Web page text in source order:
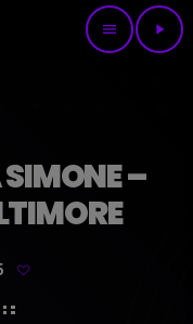
menu play_arrow
–